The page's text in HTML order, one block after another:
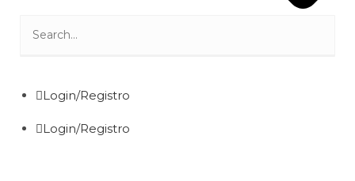
Login/Registro
Login/Registro